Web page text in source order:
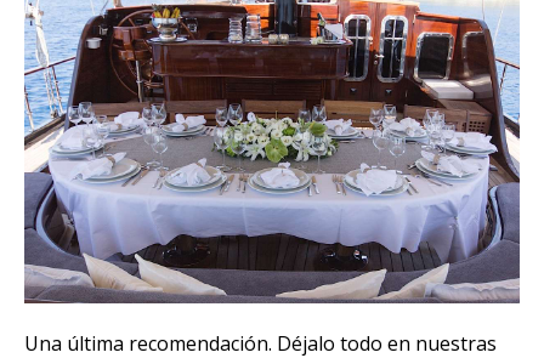
Una última recomendación. Déjalo todo en nuestras